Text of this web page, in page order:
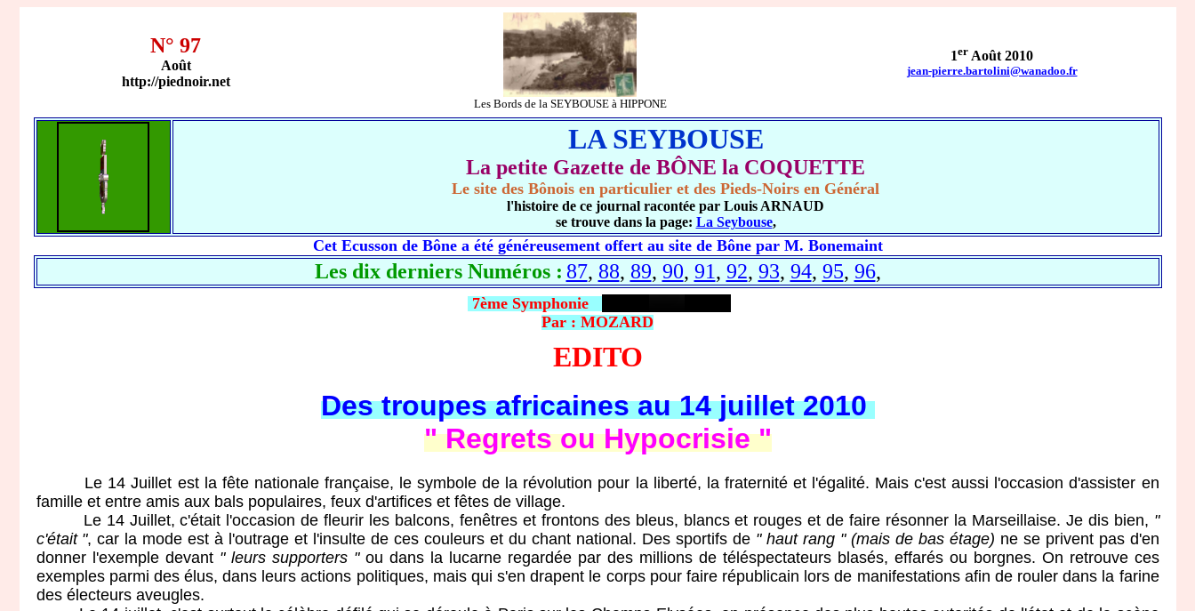
N° 97
Août
http://piednoir.net
Les Bords de la SEYBOUSE à HIPPONE
1er Août 2010
jean-pierre.bartolini@wanadoo.fr
LA SEYBOUSE
La petite Gazette de BÔNE la COQUETTE
Le site des Bônois en particulier et des Pieds-Noirs en Général
l'histoire de ce journal racontée par Louis ARNAUD
se trouve dans la page: La Seybouse,
Cet Ecusson de Bône a été généreusement offert au site de Bône par M. Bonemaint
Les dix derniers Numéros : 87, 88, 89, 90, 91, 92, 93, 94, 95, 96,
7ème Symphonie
Par : MOZARD
EDITO
Des troupes africaines au 14 juillet 2010
" Regrets ou Hypocrisie "
Le 14 Juillet est la fête nationale française, le symbole de la révolution pour la liberté, la fraternité et l'égalité. Mais c'est aussi l'occasion d'assister en
famille et entre amis aux bals populaires, feux d'artifices et fêtes de village.
Le 14 Juillet, c'était l'occasion de fleurir les balcons, fenêtres et frontons des bleus, blancs et rouges et de faire résonner la Marseillaise. Je dis bien, "
c'était ", car la mode est à l'outrage et l'insulte de ces couleurs et du chant national. Des sportifs de " haut rang " (mais de bas étage) ne se privent pas d'en
donner l'exemple devant " leurs supporters "ou dans la lucarne regardée par des millions de téléspectateurs blasés, effarés ou borgnes. On retrouve ces
exemples parmi des élus, dans leurs actions politiques, mais qui s'en drapent le corps pour faire républicain lors de manifestations afin de rouler dans la farine
des électeurs aveugles.